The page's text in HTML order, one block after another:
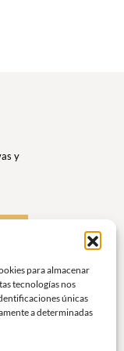
para almacenar
tecnologías nos
únicas
a determinadas
y